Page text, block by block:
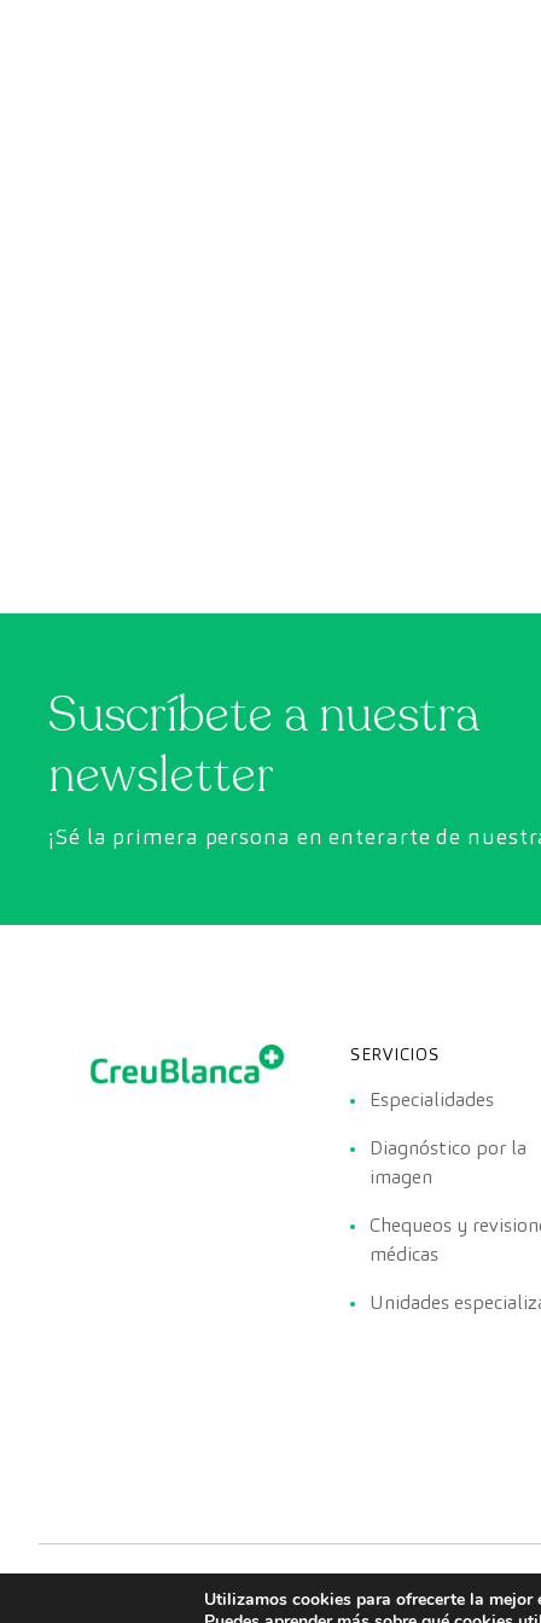
Suscríbete a nuestra
newsletter
¡Sé la primera persona en enterarte de
SERVICIOS
Especialidades
Diagnóstico por la
imagen
Chequeos y
médicas
Unidades
Utilizamos cookies para ofrecerte la mejor